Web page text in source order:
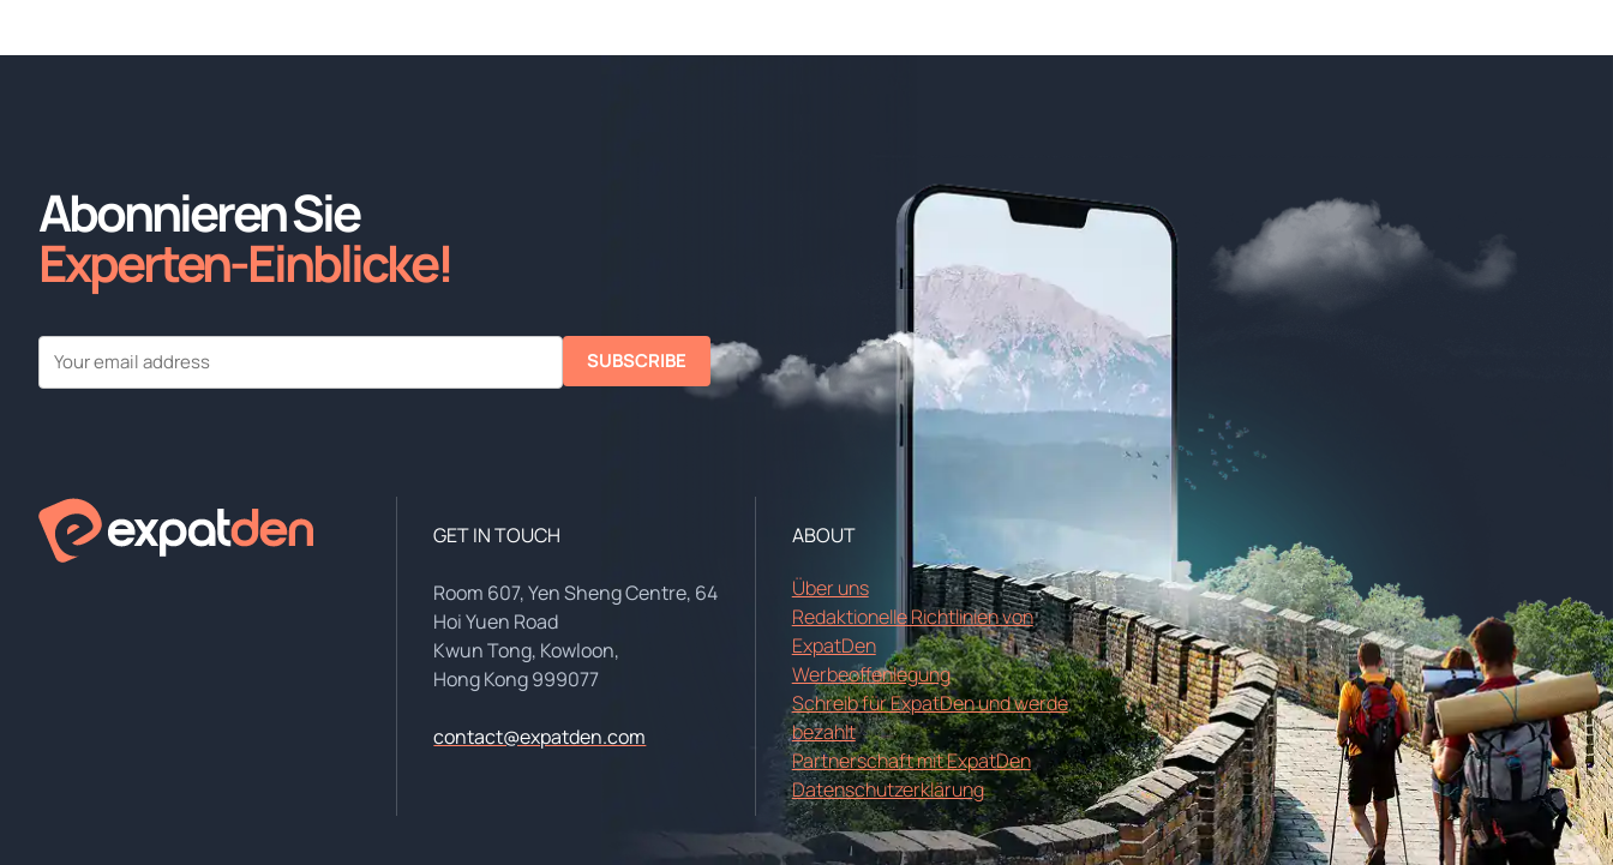
Abonnieren Sie
Experten-Einblicke!
SUBSCRIBE
GET IN TOUCH
Room 607, Yen Sheng Centre, 64
Hoi Yuen Road
Kwun Tong, Kowloon,
Hong Kong 999077
contact@expatden.com
ABOUT
Über uns
Redaktionelle Richtlinien von
ExpatDen
Werbeoffenlegung
Schreib für ExpatDen und werde
bezahlt
Partnerschaft mit ExpatDen
Datenschutzerklärung